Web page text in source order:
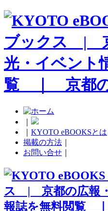
KYOTO eBOOKSとは
掲載の方法
お問い合せ